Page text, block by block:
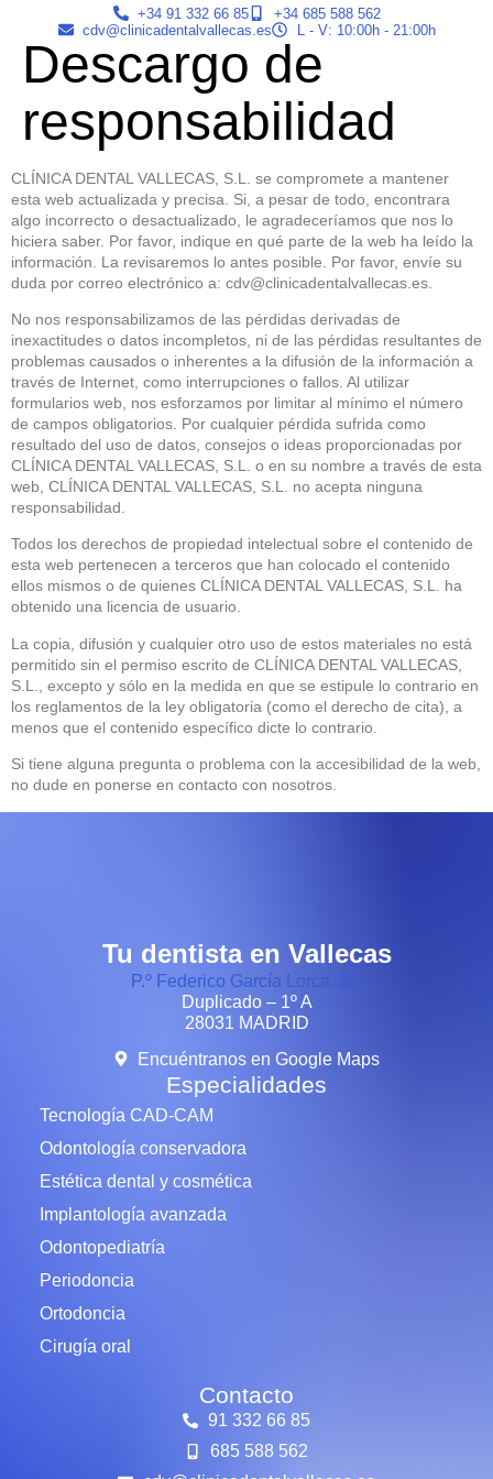
+34 91 332 66 85
+34 685 588 562
cdv@clinicadentalvallecas.es
L - V: 10:00h - 21:00h
Descargo de
responsabilidad
CLÍNICA DENTAL VALLECAS, S.L. se compromete a mantener
esta web actualizada y precisa. Si, a pesar de todo, encontrara
algo incorrecto o desactualizado, le agradeceríamos que nos lo
hiciera saber. Por favor, indique en qué parte de la web ha leído la
información. La revisaremos lo antes posible. Por favor, envíe su
duda por correo electrónico a: cdv@clinicadentalvallecas.es
No nos responsabilizamos de las pérdidas derivadas de
inexactitudes o datos incompletos, ni de las pérdidas resultantes de
problemas causados o inherentes a la difusión de la información a
través de Internet, como interrupciones o fallos. Al utilizar
formularios web, nos esforzamos por limitar al mínimo el número
de campos obligatorios. Por cualquier pérdida sufrida como
resultado del uso de datos, consejos o ideas proporcionadas por
CLÍNICA DENTAL VALLECAS, S.L. o en su nombre a través de esta
web, CLÍNICA DENTAL VALLECAS, S.L. no acepta ninguna
responsabilidad.
Todos los derechos de propiedad intelectual sobre el contenido de
esta web pertenecen a terceros que han colocado el contenido
ellos mismos o de quienes CLÍNICA DENTAL VALLECAS, S.L. ha
obtenido una licencia de usuario.
La copia, difusión y cualquier otro uso de estos materiales no está
permitido sin el permiso escrito de CLÍNICA DENTAL VALLECAS,
S.L., excepto y sólo en la medida en que se estipule lo contrario en
los reglamentos de la ley obligatoria (como el derecho de cita), a
menos que el contenido específico dicte lo contrario.
Si tiene alguna pregunta o problema con la accesibilidad de la web,
no dude en ponerse en contacto con nosotros.
Tu dentista en Vallecas
P.º Federico García Lorca, 36.
Duplicado – 1º A
28031 MADRID
Encuéntranos en Google Maps
Especialidades
Tecnología CAD-CAM
Odontología conservadora
Estética dental y cosmética
Implantología avanzada
Odontopediatría
Periodoncia
Ortodoncia
Cirugía oral
Contacto
91 332 66 85
685 588 562